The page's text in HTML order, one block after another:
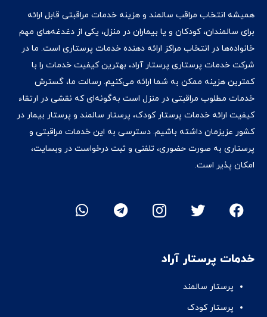
همیشه انتخاب مراقب سالمند و هزینه خدمات مراقبتی قابل ارائه
برای سالمندان، کودکان و یا بیماران در منزل، یکی از دغدغه‌های مهم
خانواده‌ها در انتخاب مراکز ارائه دهنده خدمات پرستاری است. ما در
شرکت خدمات پرستاری پرستار آراد، بهترین کیفیت خدمات را با
کمترین هزینه ممکن به شما ارائه می‌کنیم. رسالت ما، گسترش
خدمات مطلوب مراقبتی در منزل است به‌گونه‌ای که نقشی در ارتقاء
کیفیت ارائه خدمات پرستار کودک، پرستار سالمند و پرستار بیمار در
کشور عزیزمان داشته‌ باشیم. دسترسی به این خدمات مراقبتی و
پرستاری به صورت حضوری، تلفنی و ثبت درخواست در وبسایت،
امکان پذیر است.
خدمات پرستار آراد
پرستار سالمند
پرستار کودک